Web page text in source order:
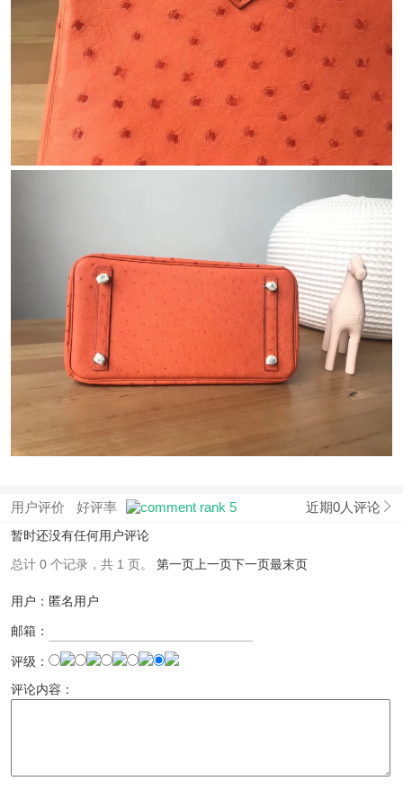
用户评价 好评率 近期0人评论
暂时还没有任何用户评论
总计 0 个记录，共 1 页。 第一页 上一页下一页最末页
用户：匿名用户
邮箱：
评级：
评论内容：